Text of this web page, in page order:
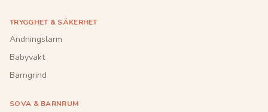
TRYGGHET & SÄKERHET
Andningslarm
Babyvakt
Barngrind
SOVA & BARNRUM